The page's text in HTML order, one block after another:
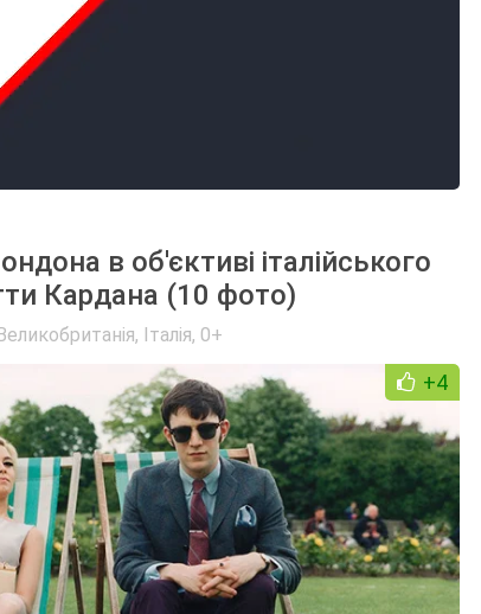
в об'єктиві італійського
Кардана (10 фото)
, Італія, 0+
+4